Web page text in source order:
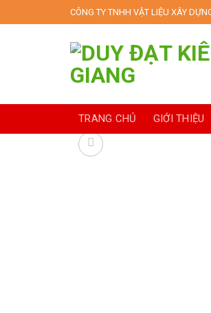
to
CÔNG TY TNHH VẬT LIỆU XÂY
TRANG CHỦ GIỚI THIỆU